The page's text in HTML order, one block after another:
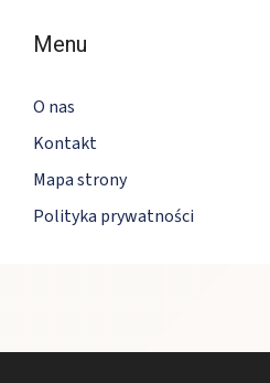
Menu
O nas
Kontakt
Mapa strony
Polityka prywatności